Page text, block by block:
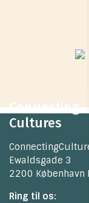
Connecting
Cultures
Ewaldsgade 3
2200 København
Ring til os: